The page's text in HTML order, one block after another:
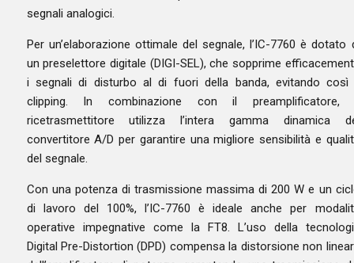
segnali analogici.
Per un’elaborazione ottimale del segnale, l’IC-7760 è dotato
un preselettore digitale (DIGI-SEL), che sopprime
i segnali di disturbo al di fuori della banda, evitando così
clipping. In combinazione con il preamplificatore,
ricetrasmettitore utilizza l’intera gamma dinamica
convertitore A/D per garantire una migliore sensibilità e
del segnale.
Con una potenza di trasmissione massima di 200 W e un
di lavoro del 100%, l’IC-7760 è ideale anche per
operative impegnative come la FT8. L’uso della
Digital Pre-Distortion (DPD) compensa la distorsione non